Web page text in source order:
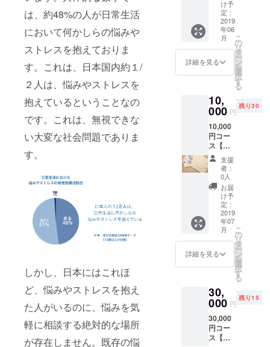
は、約48%の人が日常生活
において何かしらの悩みや
ストレスを抱えておりま
す。これは、日本国内約１/
２人は、悩みやストレスを
抱えているということなの
です。これは、無視できな
い大変な社会問題でありま
す。
しかし、日本にはこれほ
ど、悩みやストレスを抱え
た人がいるのに、悩みを気
軽に相談する絶対的な場所
が存在しません。既存の悩
コー
ス】 心
からの
感謝を
込めた
ボイス
メッ
セージ
りさせ
ていた
だきま
す。
け予
定：
2019
年06
月
詳細を見る
こ
の
リ
タ
ー
ン
を
選
択
す
る
10,
000 円
残り30
10,000
円コー
ス【心
を込め
た感謝
の手書
きの手
紙＆オ
リジナ
ル初期
ロゴT
シャツ
コー
ス】 心
からの
感謝の
の手紙
をお送
りさせ
ていた
だきま
す。 ア
支援
者：
0人
お届
け予
定：
2019
年07
月
詳細を見る
こ
の
リ
タ
ー
ン
を
選
択
す
る
30,
000 円
残り15
30,000
円コー
ス【オ